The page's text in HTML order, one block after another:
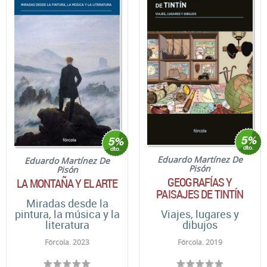
Eduardo Martínez De
Pisón
LA MONTAÑA Y EL ARTE
Miradas desde la
pintura, la música y la
literatura
Fórcola. 2023
Eduardo Martínez De
Pisón
GEOGRAFÍAS Y
PAISAJES DE TINTÍN
Viajes, lugares y
dibujos
Fórcola. 2019